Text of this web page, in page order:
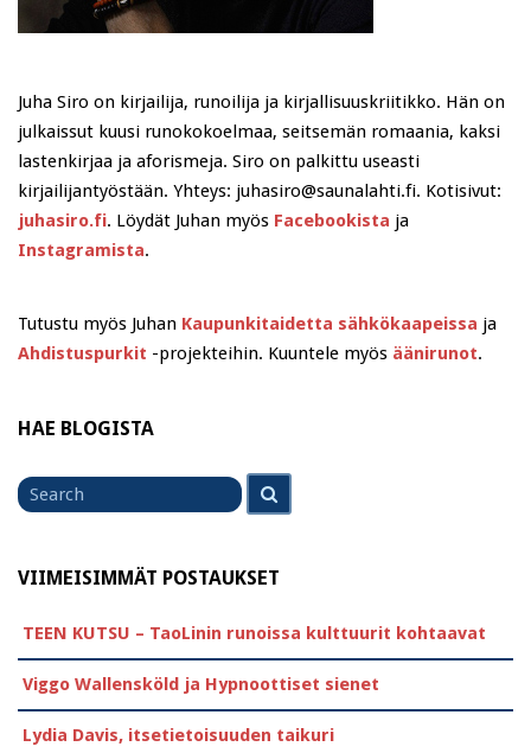
Juha Siro on kirjailija, runoilija ja kirjallisuuskriitikko. Hän on
julkaissut kuusi runokokoelmaa, seitsemän romaania, kaksi
lastenkirjaa ja aforismeja. Siro on palkittu useasti
kirjailijantyöstään. Yhteys: juhasiro@saunalahti.fi. Kotisivut:
juhasiro.fi. Löydät Juhan myös Facebookista ja
Instagramista.
Tutustu myös Juhan Kaupunkitaidetta sähkökaapeissa ja
Ahdistuspurkit -projekteihin. Kuuntele myös äänirunot.
HAE BLOGISTA
Search
for
VIIMEISIMMÄT POSTAUKSET
TEEN KUTSU – TaoLinin runoissa kulttuurit kohtaavat
Viggo Wallensköld ja Hypnoottiset sienet
Lydia Davis, itsetietoisuuden taikuri